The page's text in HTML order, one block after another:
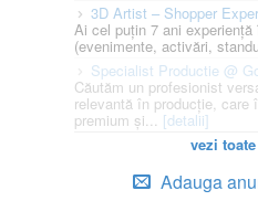
3D Artist – Shopper
Ai cel puțin 7 ani
(evenimente, activări,
Specialist Productie @
Căutăm un profesionist
relevantă în producție, care
premium și... [detalii]
vezi
Adauga